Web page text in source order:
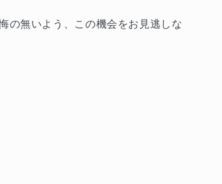
の無いよう、この機会をお見逃しな